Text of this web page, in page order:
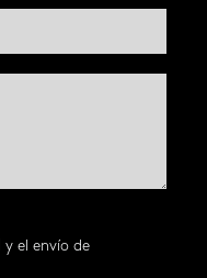
y el envío de